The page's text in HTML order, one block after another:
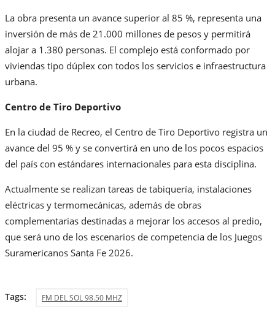
La obra presenta un avance superior al 85 %, representa una
inversión de más de 21.000 millones de pesos y permitirá
alojar a 1.380 personas. El complejo está conformado por
viviendas tipo dúplex con todos los servicios e infraestructura
urbana.
Centro de Tiro Deportivo
En la ciudad de Recreo, el Centro de Tiro Deportivo registra un
avance del 95 % y se convertirá en uno de los pocos espacios
del país con estándares internacionales para esta disciplina.
Actualmente se realizan tareas de tabiquería, instalaciones
eléctricas y termomecánicas, además de obras
complementarias destinadas a mejorar los accesos al predio,
que será uno de los escenarios de competencia de los Juegos
Suramericanos Santa Fe 2026.
Tags: FM DEL SOL 98.50 MHZ